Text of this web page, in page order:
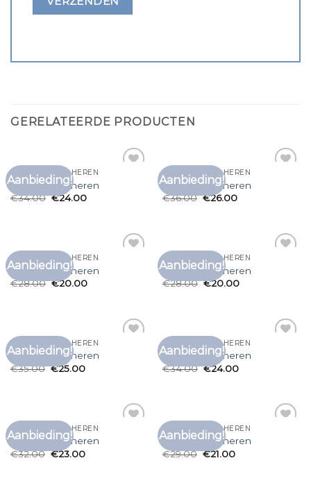
GERELATEERDE PRODUCTEN
Aanbieding!
ONDER T SHIRT HEREN
onder t shirt heren
€34.00 €24.00
Aanbieding!
ONDER T SHIRT HEREN
onder t shirt heren
€36.00 €26.00
Aanbieding!
ONDER T SHIRT HEREN
onder t shirt heren
€28.00 €20.00
Aanbieding!
ONDER T SHIRT HEREN
onder t shirt heren
€28.00 €20.00
Aanbieding!
ONDER T SHIRT HEREN
onder t shirt heren
€35.00 €25.00
Aanbieding!
ONDER T SHIRT HEREN
onder t shirt heren
€34.00 €24.00
Aanbieding!
ONDER T SHIRT HEREN
onder t shirt heren
€32.00 €23.00
Aanbieding!
ONDER T SHIRT HEREN
onder t shirt heren
€29.00 €21.00